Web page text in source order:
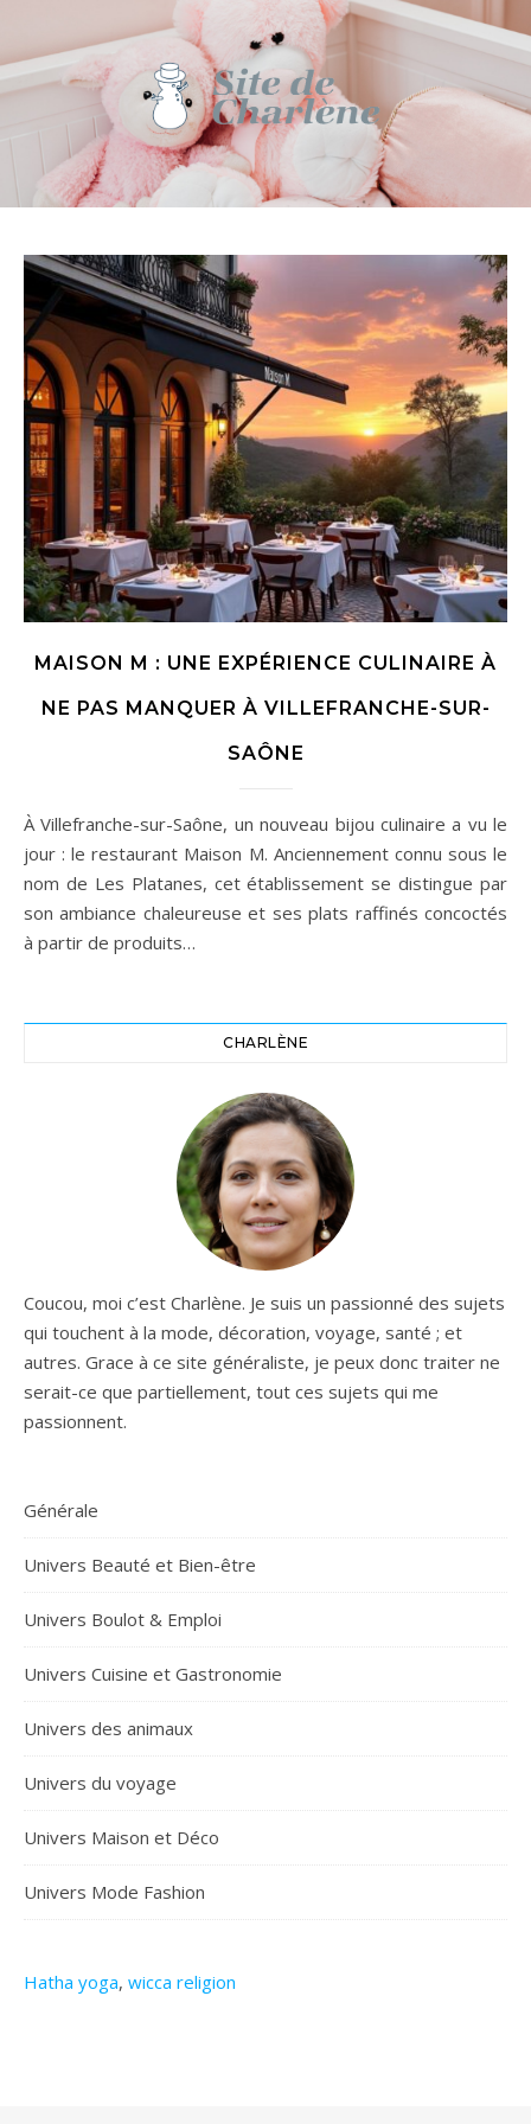
MAISON M : UNE EXPÉRIENCE CULINAIRE À
NE PAS MANQUER À VILLEFRANCHE-SUR-
SAÔNE
À Villefranche-sur-Saône, un nouveau bijou culinaire a vu le
jour : le restaurant Maison M. Anciennement connu sous le
nom de Les Platanes, cet établissement se distingue par
son ambiance chaleureuse et ses plats raffinés concoctés
à partir de produits…
CHARLÈNE
Coucou, moi c’est Charlène. Je suis un passionné des sujets
qui touchent à la mode, décoration, voyage, santé ; et
autres. Grace à ce site généraliste, je peux donc traiter ne
serait-ce que partiellement, tout ces sujets qui me
passionnent.
Générale
Univers Beauté et Bien-être
Univers Boulot & Emploi
Univers Cuisine et Gastronomie
Univers des animaux
Univers du voyage
Univers Maison et Déco
Univers Mode Fashion
Hatha yoga, wicca religion